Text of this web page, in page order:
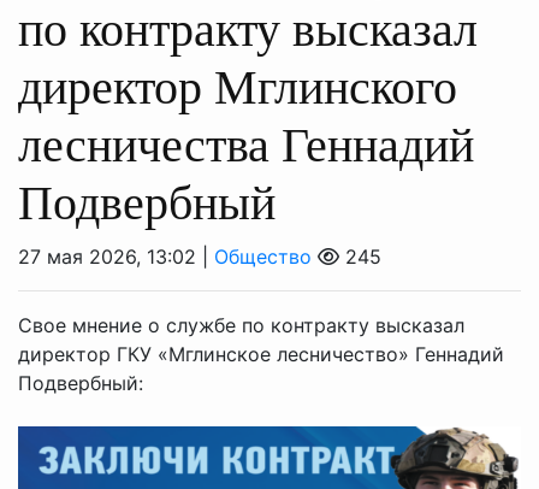
по контракту высказал
директор Мглинского
лесничества Геннадий
Подвербный
27 мая 2026, 13:02 | Общество 245
Свое мнение о службе по контракту высказал
директор ГКУ «Мглинское лесничество» Геннадий
Подвербный: